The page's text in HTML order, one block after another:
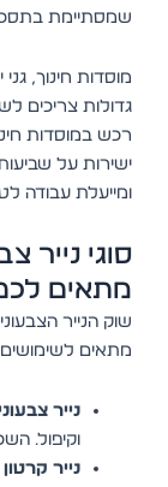
שמסתיימת
מוסדות חינוך,
רכש במוסדות
ישירות על
ומייעלת עבודה
סוגי נייר
מתאים
שוק הנייר
מתאים לשימושים
נייר צבעוני
וקיפול.
נייר קרטון